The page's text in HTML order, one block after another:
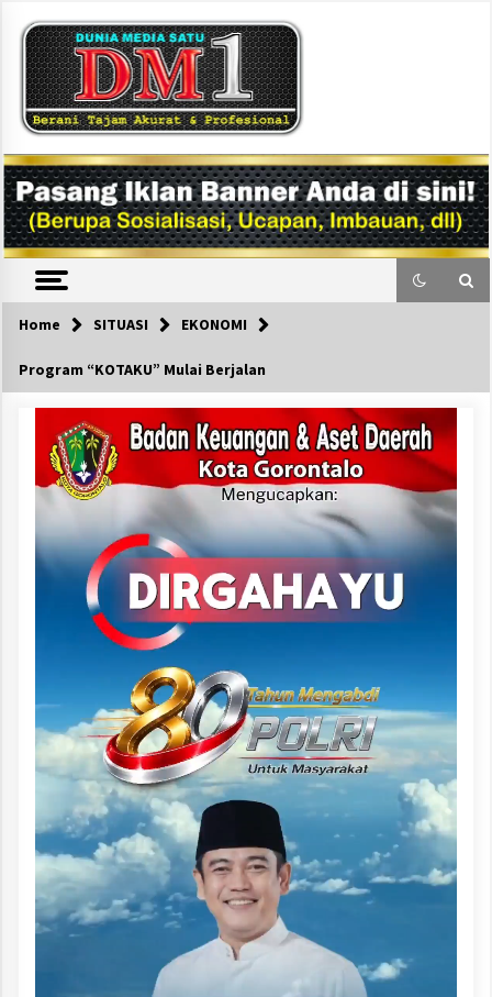
content
DM1
Home SITUASI EKONOMI
Program “KOTAKU” Mulai Berjalan